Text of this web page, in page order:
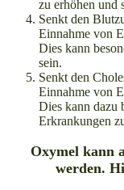
zu erhöhen und
Senkt den
Einnahme von
Dies kann
sein.
Senkt den
Einnahme von
Dies kann dazu
Erkrankungen
Oxymel kann
werden.